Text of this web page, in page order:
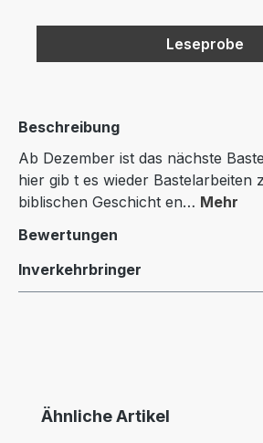
Leseprobe
Beschreibung
Ab Dezember ist das nächste
hier gib t es wieder Bastelarbeiten
biblischen Geschicht en… Mehr
Bewertungen
Inverkehrbringer
Produktgalerie überspringen
Ähnliche Artikel